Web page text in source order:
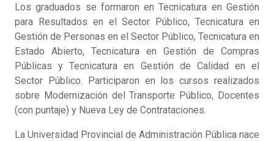
Los graduados se formaron en Tecnicatura en Gestión
para Resultados en el Sector Público, Tecnicatura en
Gestión de Personas en el Sector Público, Tecnicatura en
Estado Abierto, Tecnicatura en Gestión de Compras
Públicas y Tecnicatura en Gestión de Calidad en el
Sector Público. Participaron en los cursos realizados
sobre Modernización del Transporte Público, Docentes
(con puntaje) y Nueva Ley de Contrataciones.
La Universidad Provincial de Administración Pública nace